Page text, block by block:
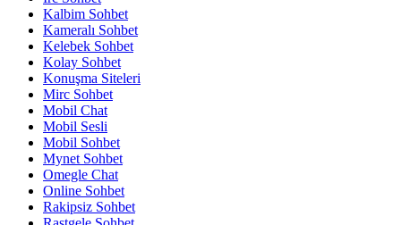
Kalbim Sohbet
Kameralı Sohbet
Kelebek Sohbet
Kolay Sohbet
Konuşma Siteleri
Mirc Sohbet
Mobil Chat
Mobil Sesli
Mobil Sohbet
Mynet Sohbet
Omegle Chat
Online Sohbet
Rakipsiz Sohbet